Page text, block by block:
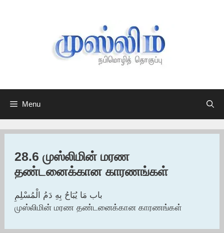
Menu
28.6 முஸ்லிமின் மரண
தண்டனைக்கான காரணங்கள்
باب مَا يُبَاحُ بِهِ دَمُ الْمُسْلِمِ
முஸ்லிமின் மரண தண்டனைக்கான காரணங்கள்